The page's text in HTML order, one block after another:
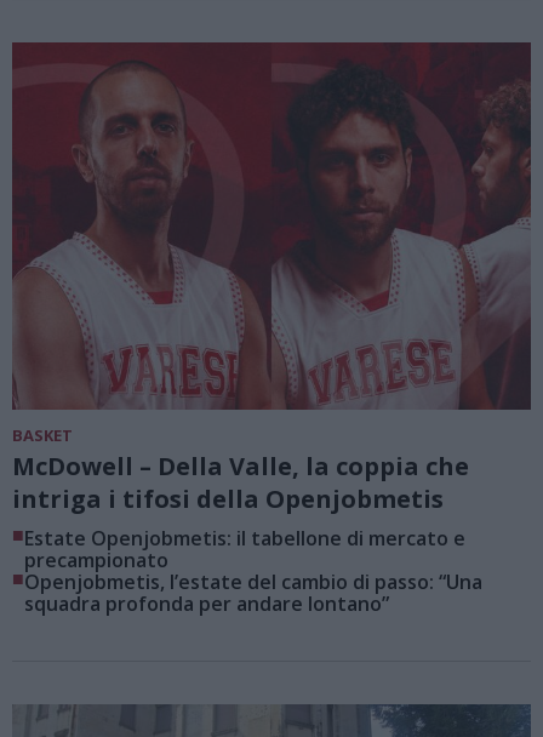
BASKET
McDowell – Della Valle, la coppia che
intriga i tifosi della Openjobmetis
■Estate Openjobmetis: il tabellone di mercato e
precampionato
■Openjobmetis, l’estate del cambio di passo: “Una
squadra profonda per andare lontano”